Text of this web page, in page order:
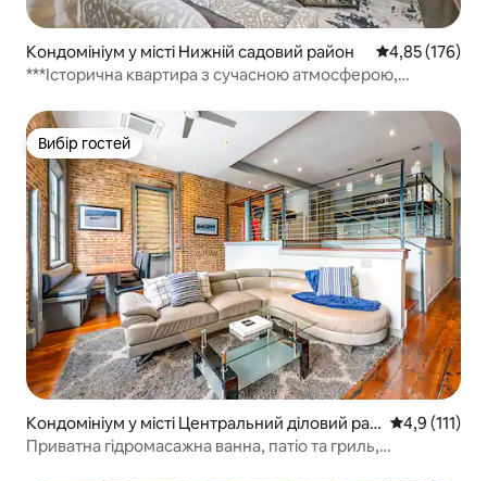
Кондомініум у місті Нижній садовий район Середня
4,85 (176)
***Історична квартира з сучасною атмосферою,
Вибір гостей
Вибір гостей
Кондомініум у місті Центральний діловий рай
он
Середня
4,9 (111)
Приватна гідромасажна ванна, патіо та гриль,